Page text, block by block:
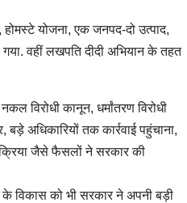
होमस्टे योजना, एक जनपद-दो उत्पाद,
वहीं लखपति दीदी अभियान के तहत
विरोधी कानून, धर्मांतरण विरोधी
अधिकारियों तक कार्रवाई पहुंचाना,
जैसे फैसलों ने सरकार की
के विकास को भी सरकार ने अपनी बड़ी